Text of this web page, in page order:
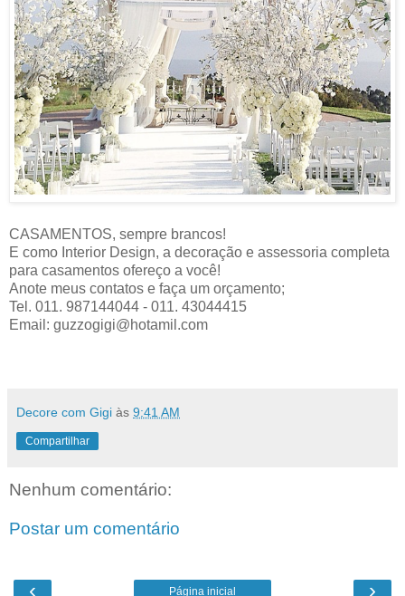
CASAMENTOS, sempre brancos!
E como Interior Design, a decoração e assessoria completa
para casamentos ofereço a você!
Anote meus contatos e faça um orçamento;
Tel. 011. 987144044 - 011. 43044415
Email: guzzogigi@hotamil.com
Decore com Gigi às 9:41 AM
Compartilhar
Nenhum comentário:
Postar um comentário
‹ ›
Página inicial